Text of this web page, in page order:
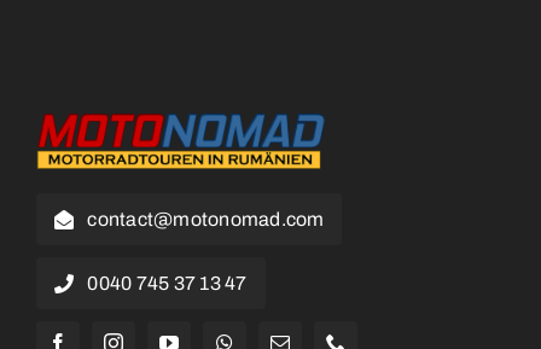
contact@motonomad.com
0040 745 37 13 47